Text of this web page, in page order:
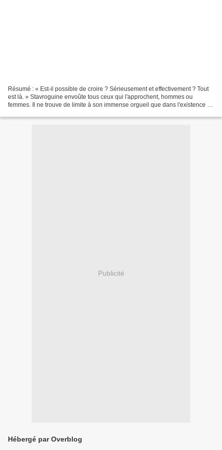
Résumé : « Est-il possible de croire ? Sérieusement et effectivement ? Tout
est là. » Stavroguine envoûte tous ceux qui l'approchent, hommes ou
femmes. Il ne trouve de limite à son immense orgueil que dans l'existence de
Publicité
Hébergé par Overblog